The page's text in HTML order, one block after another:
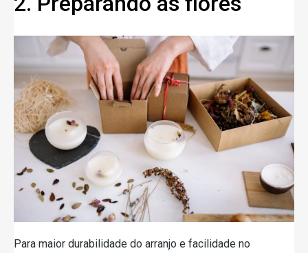
Para maior durabilidade do arranjo e facilidade no